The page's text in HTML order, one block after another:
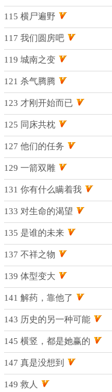
115 横尸遍野
117 我们圆房吧
119 城南之变
121 杀气腾腾
123 才刚开始而已
125 同床共枕
127 他们的任务
129 一箭双雕
131 你有什么瞒着我
133 对生命的渴望
135 是谁的未来
137 不祥之物
139 体型变大
141 解药，靠他了
143 历史的另一种可能
145 横竖，都是她赢的
147 真是没想到
149 救人